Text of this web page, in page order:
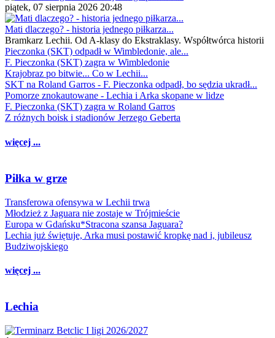
piątek, 07 sierpnia 2026 20:48
Mati dlaczego? - historia jednego piłkarza...
Bramkarz Lechii. Od A-klasy do Ekstraklasy. Współtwórca historii
Pieczonka (SKT) odpadł w Wimbledonie, ale...
F. Pieczonka (SKT) zagra w Wimbledonie
Krajobraz po bitwie... Co w Lechii...
SKT na Roland Garros - F. Pieczonka odpadł, bo sędzia ukradł...
Pomorze znokautowane - Lechia i Arka skopane w lidze
F. Pieczonka (SKT) zagra w Roland Garros
Z różnych boisk i stadionów Jerzego Geberta
więcej ...
Piłka w grze
Transferowa ofensywa w Lechii trwa
Młodzież z Jaguara nie zostaje w Trójmieście
Europa w Gdańsku*Stracona szansa Jaguara?
Lechia już świętuje, Arka musi postawić kropkę nad i, jubileusz
Budziwojskiego
więcej ...
Lechia